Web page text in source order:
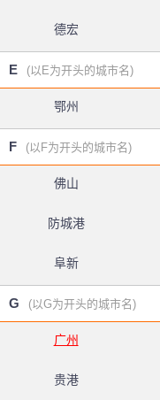
德宏
E (以E为开头的城市名)
鄂州
F (以F为开头的城市名)
佛山
防城港
阜新
G (以G为开头的城市名)
广州
贵港